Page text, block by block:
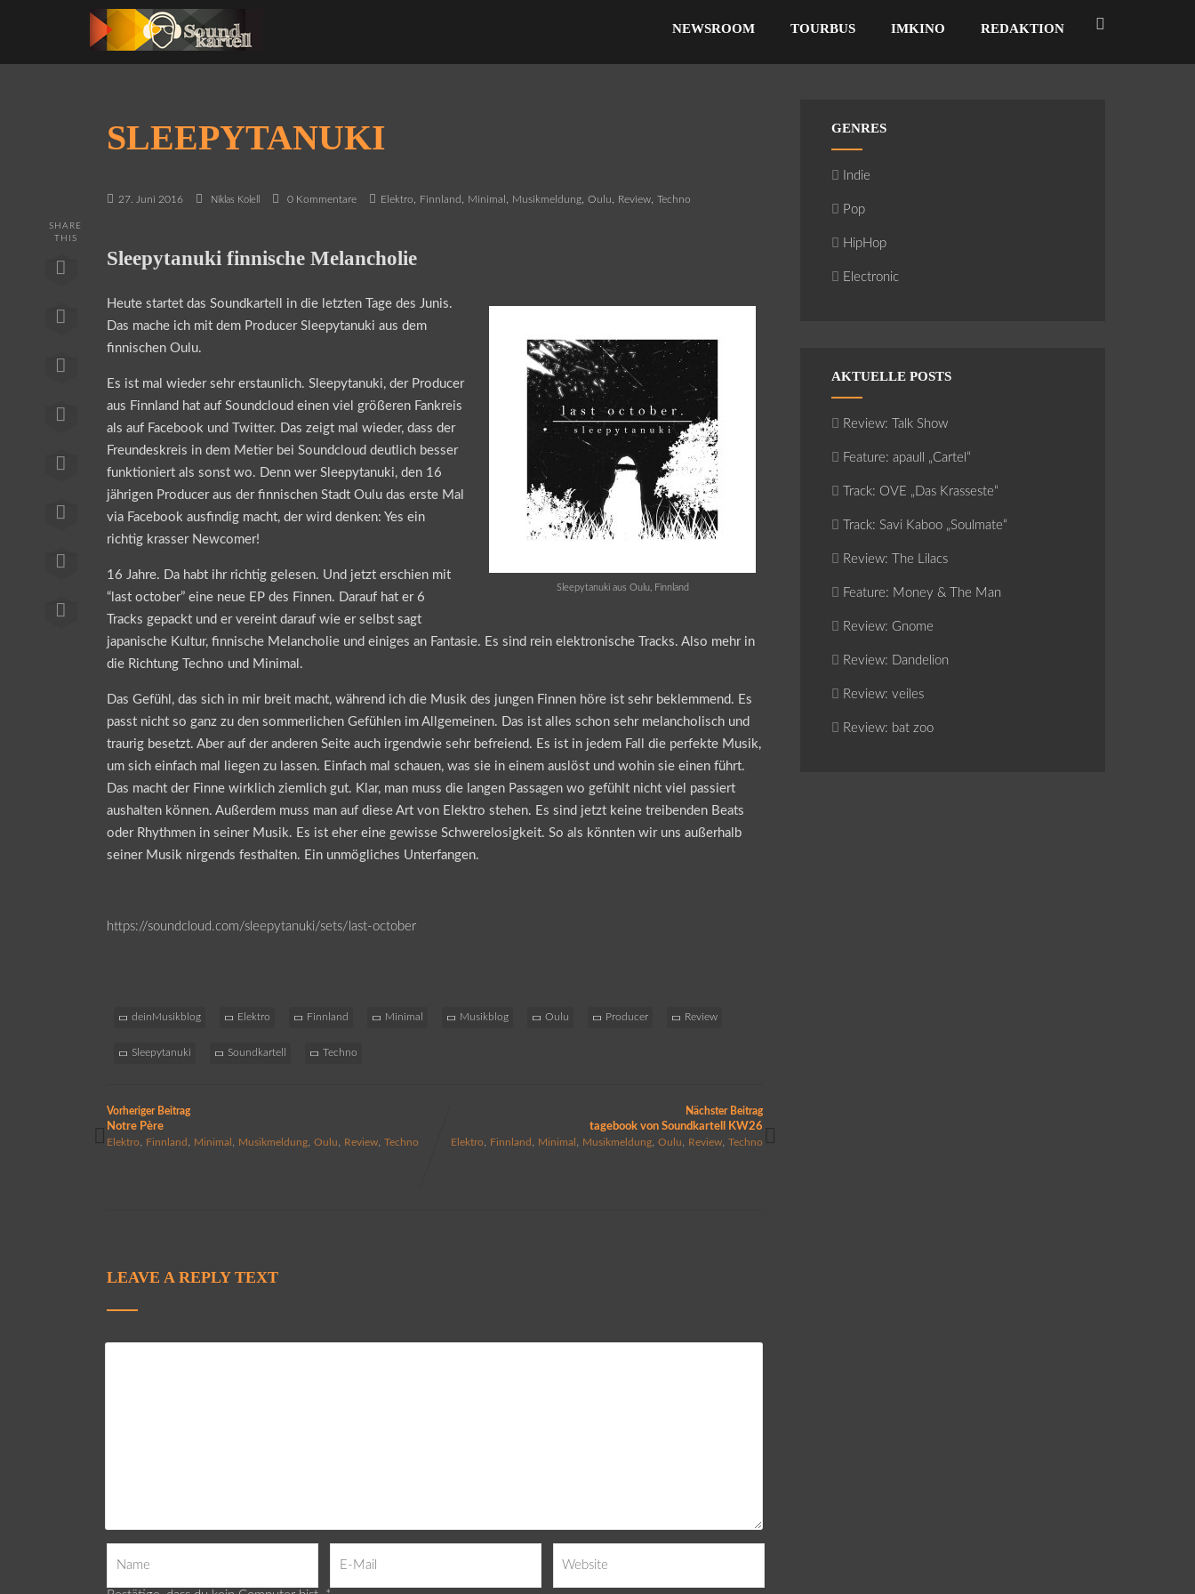
NEWSROOM TOURBUS IMKINO REDAKTION
SLEEPYTANUKI
27. Juni 2016 Niklas Kolell 0 Kommentare Elektro, Finnland , Minimal , Musikmeldung,Oulu, Review,Techno
SHARE
THIS
Sleepytanuki finnische Melancholie
Sleepytanuki aus Oulu, Finnland
Heute startet das Soundkartell in die letzten Tage des Junis.
Das mache ich mit dem Producer Sleepytanuki aus dem
finnischen Oulu.
Es ist mal wieder sehr erstaunlich. Sleepytanuki, der Producer
aus Finnland hat auf Soundcloud einen viel größeren Fankreis
als auf Facebook und Twitter. Das zeigt mal wieder, dass der
Freundeskreis in dem Metier bei Soundcloud deutlich besser
funktioniert als sonst wo. Denn wer Sleepytanuki, den 16
jährigen Producer aus der finnischen Stadt Oulu das erste Mal
via Facebook ausfindig macht, der wird denken: Yes ein
richtig krasser Newcomer!
16 Jahre. Da habt ihr richtig gelesen. Und jetzt erschien mit
“last october” eine neue EP des Finnen. Darauf hat er 6
Tracks gepackt und er vereint darauf wie er selbst sagt
japanische Kultur, finnische Melancholie und einiges an Fantasie. Es sind rein elektronische Tracks. Also mehr in
die Richtung Techno und Minimal.
Das Gefühl, das sich in mir breit macht, während ich die Musik des jungen Finnen höre ist sehr beklemmend. Es
passt nicht so ganz zu den sommerlichen Gefühlen im Allgemeinen. Das ist alles schon sehr melancholisch und
traurig besetzt. Aber auf der anderen Seite auch irgendwie sehr befreiend. Es ist in jedem Fall die perfekte Musik,
um sich einfach mal liegen zu lassen. Einfach mal schauen, was sie in einem auslöst und wohin sie einen führt.
Das macht der Finne wirklich ziemlich gut. Klar, man muss die langen Passagen wo gefühlt nicht viel passiert
aushalten können. Außerdem muss man auf diese Art von Elektro stehen. Es sind jetzt keine treibenden Beats
oder Rhythmen in seiner Musik. Es ist eher eine gewisse Schwerelosigkeit. So als könnten wir uns außerhalb
seiner Musik nirgends festhalten. Ein unmögliches Unterfangen.
https://soundcloud.com/sleepytanuki/sets/last-october
deinMusikblog Elektro Finnland Minimal Musikblog Oulu Producer Review
Sleepytanuki Soundkartell Techno
Vorheriger Beitrag
Notre Père
Elektro Finnland Minimal Musikmeldung ,Oulu Review ,Techno
Nächster Beitrag
tagebook von Soundkartell KW26
Elektro Finnland Minimal Musikmeldung ,Oulu Review ,Techno
LEAVE A REPLY TEXT
GENRES
Indie
Pop
HipHop
Electronic
AKTUELLE POSTS
Review: Talk Show
Feature: apaull „Cartel“
Track: OVE „Das Krasseste“
Track: Savi Kaboo „Soulmate“
Review: The Lilacs
Feature: Money & The Man
Review: Gnome
Review: Dandelion
Review: veiles
Review: bat zoo